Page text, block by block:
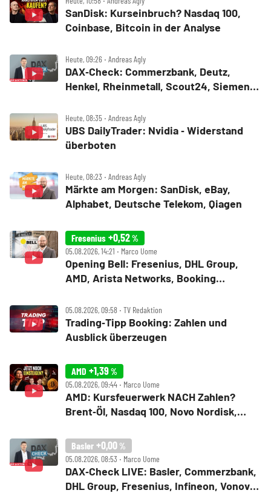
SanDisk: Kurseinbruch? Nasdaq 100,
Coinbase, Bitcoin in der Analyse
Heute, 09:26 ‧ Andreas Agly
DAX‑Check: Commerzbank, Deutz,
Henkel, Rheinmetall, Scout24, Siemens,
Heute, 08:35 ‧ Andreas Agly
UBS DailyTrader: Nvidia ‑ Widerstand
überboten
Heute, 08:23 ‧ Andreas Agly
Märkte am Morgen: SanDisk, eBay,
Alphabet, Deutsche Telekom, Qiagen
Fresenius +0,52%
05.08.2026, 14:21 ‧ Marco Uome
Opening Bell: Fresenius, DHL Group,
AMD, Arista Networks, Booking
05.08.2026, 09:58 ‧ TV Redaktion
Trading‑Tipp Booking: Zahlen und
Ausblick überzeugen
AMD +1,39%
05.08.2026, 09:44 ‧ Marco Uome
AMD: Kursfeuerwerk NACH Zahlen?
Brent‑Öl, Nasdaq 100, Novo Nordisk,
Basler +0,00 %
05.08.2026, 08:53 ‧ Marco Uome
DAX‑Check LIVE: Basler, Commerzbank,
DHL Group, Fresenius, Infineon, Vonovia